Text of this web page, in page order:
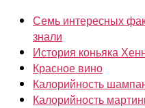
Семь интересных
знали
История коньяка
Красное вино
Калорийность
Калорийность